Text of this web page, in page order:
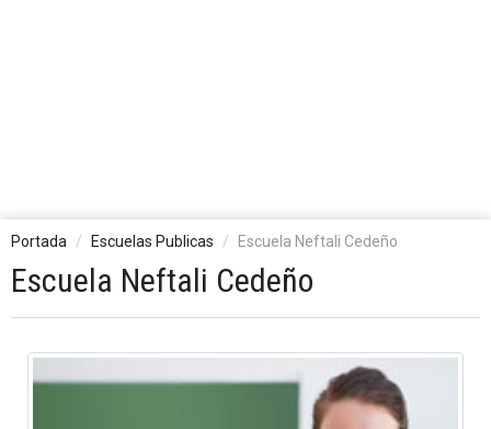
Portada Escuelas Publicas Escuela Neftali Cedeño
Escuela Neftali Cedeño